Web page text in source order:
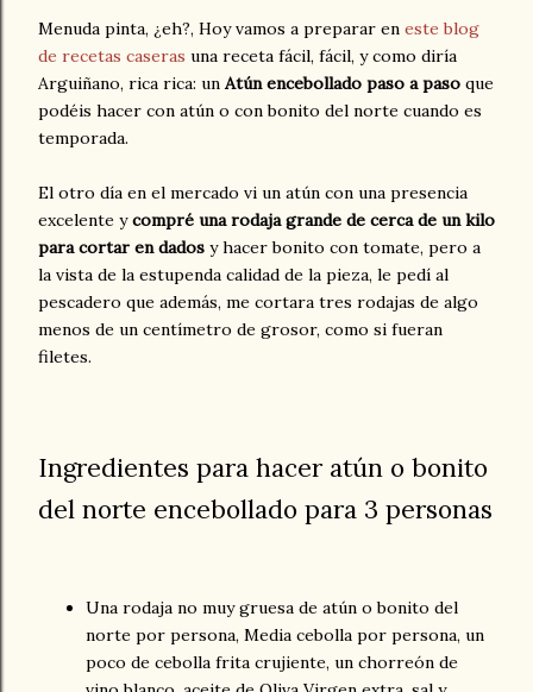
Menuda pinta, ¿eh?, Hoy vamos a preparar en este blog
de recetas caseras una receta fácil, fácil, y como diría
Arguiñano, rica rica: un Atún encebollado paso a paso que
podéis hacer con atún o con bonito del norte cuando es
temporada.
El otro día en el mercado vi un atún con una presencia
excelente ycompré una rodaja grande de cerca de un kilo
para cortar en dados y hacer bonito con tomate, pero a
la vista de la estupenda calidad de la pieza, le pedí al
pescadero que además, me cortara tres rodajas de algo
menos de un centímetro de grosor, como si fueran
filetes.
Ingredientes para hacer atún o bonito
del norte encebollado para 3 personas
Una rodaja no muy gruesa de atún o bonito del
norte por persona, Media cebolla por persona, un
poco de cebolla frita crujiente, un chorreón de